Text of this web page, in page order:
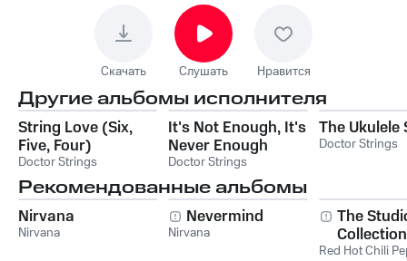
Скачать Слушать Нравится
Другие альбомы исполнителя
String Love (Six,
Five, Four)
Doctor Strings
It's Not Enough, It's
Never Enough
Doctor Strings
The Ukulele
Doctor Strings
Рекомендованные альбомы
Nirvana
Nirvana
Nevermind
Nirvana
The
Collection
Red Hot Chili